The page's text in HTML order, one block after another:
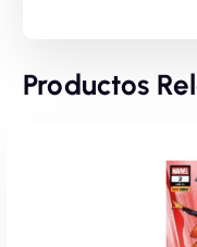
Productos